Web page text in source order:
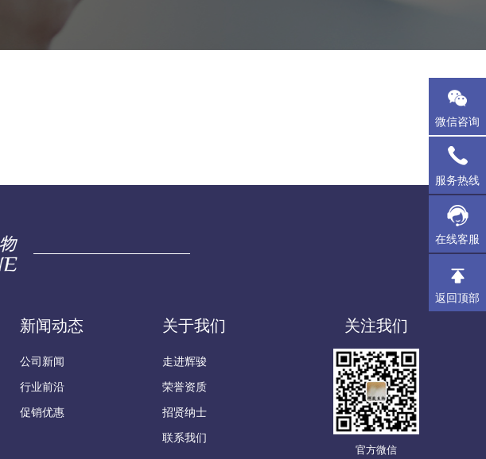
新闻动态
公司新闻
行业前沿
促销优惠
关于我们
走进辉骏
荣誉资质
招贤纳士
联系我们
关注我们
官方微信
微信咨询
服务热线
在线客服
返回顶部